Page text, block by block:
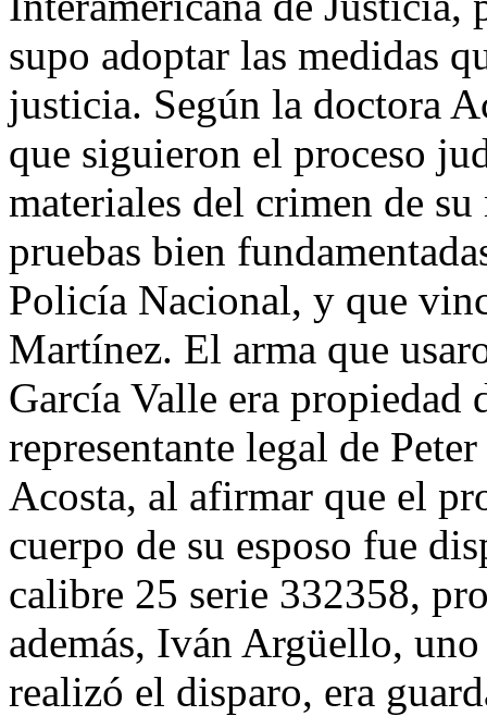
supo adoptar las medidas
justicia. Según la doctora
que siguieron el proceso
materiales del crimen de
pruebas bien
Policía Nacional, y que
Martínez. El arma que
García Valle era propiedad
representante legal de
Acosta, al afirmar que el
cuerpo de su esposo fue
calibre 25 serie 332358,
además, Iván Argüello,
realizó el disparo, era